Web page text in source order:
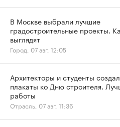
В Москве выбрали лучшие
градостроительные проекты.
выглядят
Город, 07 авг, 12:05
Архитекторы и студенты
плакаты ко Дню строителя.
работы
Отрасль, 07 авг, 11:36